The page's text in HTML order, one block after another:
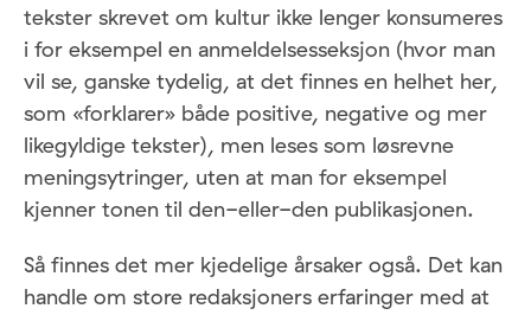
tekster skrevet om kultur ikke lenger konsumeres
i for eksempel en anmeldelsesseksjon (hvor man
vil se, ganske tydelig, at det finnes en helhet her,
som «forklarer» både positive, negative og mer
likegyldige tekster), men leses som løsrevne
meningsytringer, uten at man for eksempel
kjenner tonen til den-eller-den publikasjonen.
Så finnes det mer kjedelige årsaker også. Det kan
handle om store redaksjoners erfaringer med at